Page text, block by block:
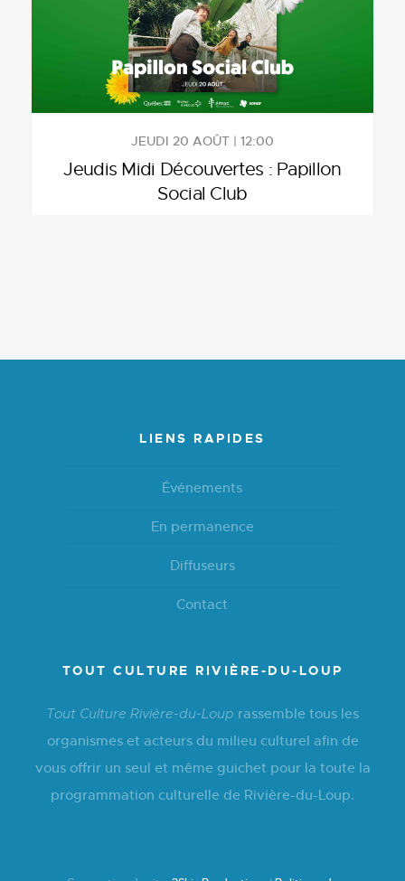
JEUDI 20 AOÛT | 12:00
Jeudis Midi Découvertes : Papillon
Social Club
LIENS RAPIDES
Événements
En permanence
Diffuseurs
Contact
TOUT CULTURE RIVIÈRE-DU-LOUP
Tout Culture Rivière-du-Loup rassemble tous les
organismes et acteurs du milieu culturel afin de
vous offrir un seul et même guichet pour la toute la
programmation culturelle de Rivière-du-Loup.